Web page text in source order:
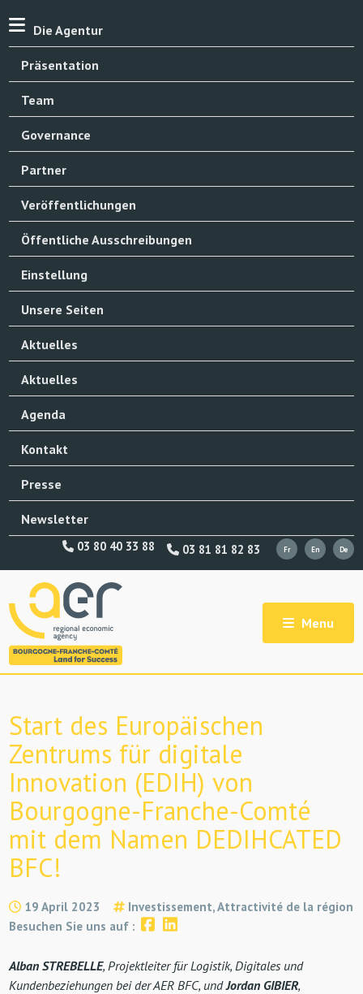
Die Agentur
Präsentation
Team
Governance
Partner
Veröffentlichungen
Öffentliche Ausschreibungen
Einstellung
Unsere Seiten
Aktuelles
Aktuelles
Agenda
Kontakt
Presse
Newsletter
03 81 81 82 83
03 80 40 33 88
Menu
Start des Europäischen
Zentrums für digitale
Innovation (EDIH) von
Bourgogne-Franche-Comté
mit dem Namen DEDIHCATED
BFC!
19 April 2023
Investissement, Attractivité de la région
Besuchen Sie uns auf :
Alban STREBELLE, Projektleiter für Logistik, Digitales und
Kundenbeziehungen bei der AER BFC, undJordan GIBIER,